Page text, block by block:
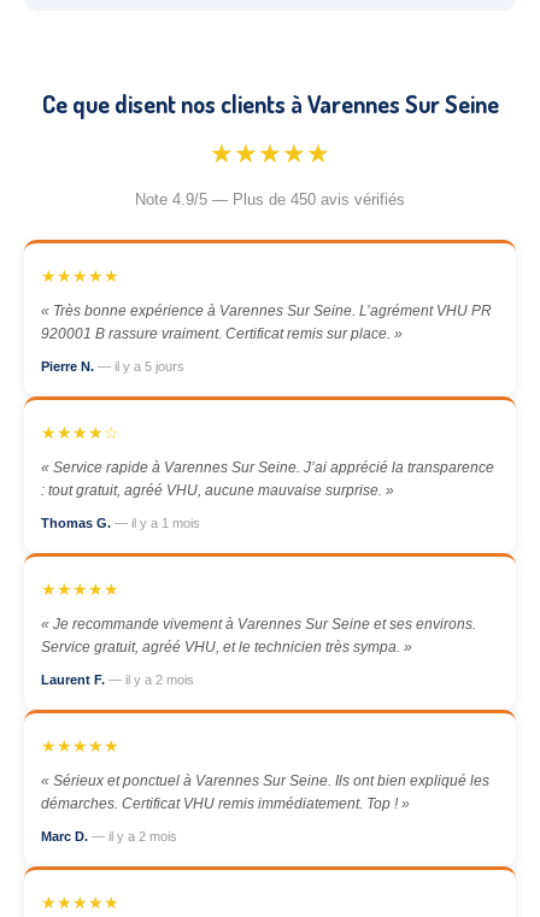
Ce que disent nos clients à Varennes Sur Seine
★★★★★
Note 4.9/5 — Plus de 450 avis vérifiés
★★★★★
« Très bonne expérience à Varennes Sur Seine. L’agrément VHU PR
920001 B rassure vraiment. Certificat remis sur place. »
Pierre N. — il y a 5 jours
★★★★☆
« Service rapide à Varennes Sur Seine. J’ai apprécié la transparence
: tout gratuit, agréé VHU, aucune mauvaise surprise. »
Thomas G. — il y a 1 mois
★★★★★
« Je recommande vivement à Varennes Sur Seine et ses environs.
Service gratuit, agréé VHU, et le technicien très sympa. »
Laurent F. — il y a 2 mois
★★★★★
« Sérieux et ponctuel à Varennes Sur Seine. Ils ont bien expliqué les
démarches. Certificat VHU remis immédiatement. Top ! »
Marc D. — il y a 2 mois
★★★★★